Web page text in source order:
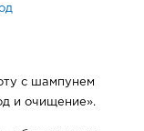
с шампунем
и очищение».